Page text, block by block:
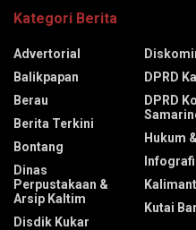
Kategori Berita
Advertorial
Balikpapan
Berau
Berita Terkini
Bontang
Dinas
Perpustakaan &
Arsip Kaltim
Disdik Kukar
DPRD
DPRD
Hukum
Kutai